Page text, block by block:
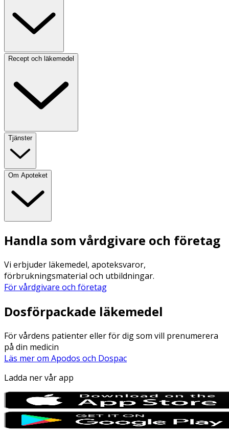
Recept och läkemedel
Tjänster
Om Apoteket
Handla som vårdgivare och företag
Vi erbjuder läkemedel, apoteksvaror,
förbrukningsmaterial och utbildningar.
För vårdgivare och företag
Dosförpackade läkemedel
För vårdens patienter eller för dig som vill prenumerera
på din medicin
Läs mer om Apodos och Dospac
Ladda ner vår app